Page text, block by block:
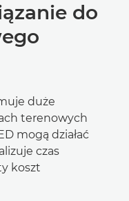
do
duże
terenowych
mogą działać
czas
koszt